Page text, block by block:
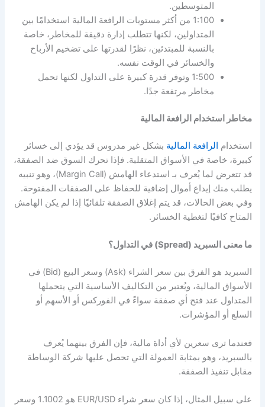
المتوسطين.
1:100 من أكثر مستويات الرافعة المالية استخدامًا بين
المتداولين، لكنها تتطلب إدارة دقيقة للمخاطر، خاصة
بالنسبة للمبتدئين، نظرًا لقدرتها على تضخيم الأرباح
والخسائر في الوقت نفسه.
1:500 وتوفر قدرة كبيرة على التداول لكنها تحمل
مخاطر مرتفعة جدًا.
مخاطر استخدام الرافعة المالية
استخدام الرافعة الماليةبشكل غير مدروس قد يؤدي إلى خسائر
كبيرة، خاصة في الأسواق المتقلبة. فإذا تحرك السوق ضد الصفقة،
قد تتعرض لما يُعرف بـ استدعاء الهامش (Margin Call)، وهو تنبيه
يطلب منك إيداع أموال إضافية للحفاظ على الصفقات المفتوحة.
وفي بعض الحالات، قد يتم إغلاق الصفقة تلقائيًا إذا لم يكن الهامش
المتاح كافيًا لتغطية الخسائر.
ما معنى السبريد (Spread) في التداول؟
السبريد هو الفرق بين سعر الشراء (Ask) وسعر البيع (Bid) في
الأسواق المالية، ويُعتبر من التكاليف الأساسية التي يتحملها
المتداول عند فتح أي صفقة سواءً في الفوركس أو الأسهم أو
السلع أو المؤشرات.
فعندما ترى سعرين لأي أداة مالية، فإن الفرق بينهما يُعرف
بالسبريد، وهو بمثابة العمولة التي تحصل عليها شركة الوساطة
مقابل تنفيذ الصفقة.
على سبيل المثال، إذا كان سعر شراء EUR/USD هو 1.1002 وسعر